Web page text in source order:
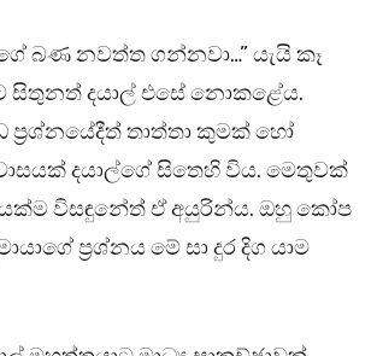
බණ නවත්ත ගන්නවා…” යැයි කෑ
සිතුනත් දයාල් එසේ නොකළේය.
ප්‍රශ්නයේදීත් තාත්තා කුමක් හෝ
දයාල්ගේ සිතෙහි විය. මෙතුවක්
විසඳුනේත් ඒ අයුරින්ය. ඔහු කෝප
ප්‍රශ්නය මේ සා දුර දිග යාම